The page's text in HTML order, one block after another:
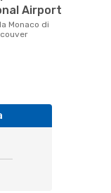
Airport